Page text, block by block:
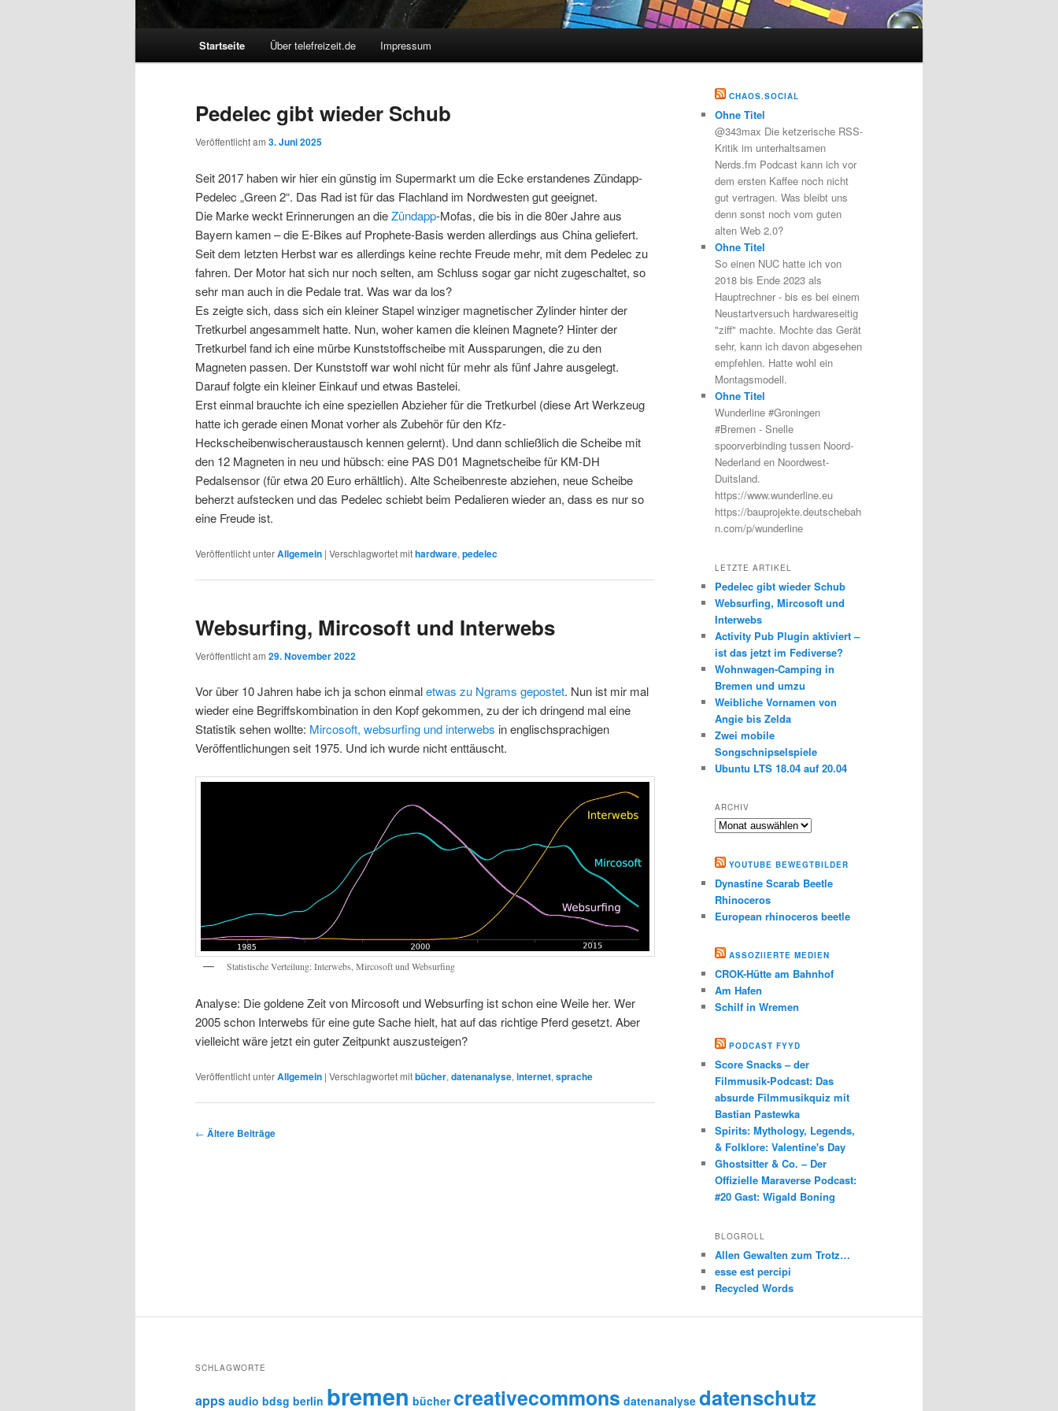
Startseite Über telefreizeit.de Impressum
Pedelec gibt wieder Schub
Veröffentlicht am 3. Juni 2025
Seit 2017 haben wir hier ein günstig im Supermarkt um die Ecke erstandenes Zündapp-
Pedelec „Green 2“. Das Rad ist für das Flachland im Nordwesten gut geeignet.
Die Marke weckt Erinnerungen an dieZündapp-Mofas, die bis in die 80er Jahre aus
Bayern kamen – die E-Bikes auf Prophete-Basis werden allerdings aus China geliefert.
Seit dem letzten Herbst war es allerdings keine rechte Freude mehr, mit dem Pedelec zu
fahren. Der Motor hat sich nur noch selten, am Schluss sogar gar nicht zugeschaltet, so
sehr man auch in die Pedale trat. Was war da los?
Es zeigte sich, dass sich ein kleiner Stapel winziger magnetischer Zylinder hinter der
Tretkurbel angesammelt hatte. Nun, woher kamen die kleinen Magnete? Hinter der
Tretkurbel fand ich eine mürbe Kunststoffscheibe mit Aussparungen, die zu den
Magneten passen. Der Kunststoff war wohl nicht für mehr als fünf Jahre ausgelegt.
Darauf folgte ein kleiner Einkauf und etwas Bastelei.
Erst einmal brauchte ich eine speziellen Abzieher für die Tretkurbel (diese Art Werkzeug
hatte ich gerade einen Monat vorher als Zubehör für den Kfz-
Heckscheibenwischeraustausch kennen gelernt). Und dann schließlich die Scheibe mit
den 12 Magneten in neu und hübsch: eine PAS D01 Magnetscheibe für KM-DH
Pedalsensor (für etwa 20 Euro erhältlich). Alte Scheibenreste abziehen, neue Scheibe
beherzt aufstecken und das Pedelec schiebt beim Pedalieren wieder an, dass es nur so
eine Freude ist.
Veröffentlicht unterAllgemein | Verschlagwortet mithardware, pedelec
Websurfing, Mircosoft und Interwebs
Veröffentlicht am 29. November 2022
Vor über 10 Jahren habe ich ja schon einmaletwas zu Ngrams gepostet. Nun ist mir mal
wieder eine Begriffskombination in den Kopf gekommen, zu der ich dringend mal eine
Statistik sehen wollte: Mircosoft, websurfing und interwebs in englischsprachigen
Veröffentlichungen seit 1975. Und ich wurde nicht enttäuscht.
Statistische Verteilung: Interwebs, Mircosoft und Websurfing
Analyse: Die goldene Zeit von Mircosoft und Websurfing ist schon eine Weile her. Wer
2005 schon Interwebs für eine gute Sache hielt, hat auf das richtige Pferd gesetzt. Aber
vielleicht wäre jetzt ein guter Zeitpunkt auszusteigen?
Veröffentlicht unterAllgemein | Verschlagwortet mitbücher, datenanalyse, internet, sprache
Beitragsnavigation
← Ältere Beiträge
CHAOS.SOCIAL
Ohne Titel
@343max Die ketzerische RSS-
Kritik im unterhaltsamen
Nerds.fm Podcast kann ich vor
dem ersten Kaffee noch nicht
gut vertragen. Was bleibt uns
denn sonst noch vom guten
alten Web 2.0?
Ohne Titel
So einen NUC hatte ich von
2018 bis Ende 2023 als
Hauptrechner - bis es bei einem
Neustartversuch hardwareseitig
"ziff" machte. Mochte das Gerät
sehr, kann ich davon abgesehen
empfehlen. Hatte wohl ein
Montagsmodell.
Ohne Titel
Wunderline #Groningen
#Bremen - Snelle
spoorverbinding tussen Noord-
Nederland en Noordwest-
Duitsland.
https://www.wunderline.eu
https://bauprojekte.deutschebah
n.com/p/wunderline
LETZTE ARTIKEL
Pedelec gibt wieder Schub
Websurfing, Mircosoft und
Interwebs
Activity Pub Plugin aktiviert –
ist das jetzt im Fediverse?
Wohnwagen-Camping in
Bremen und umzu
Weibliche Vornamen von
Angie bis Zelda
Zwei mobile
Songschnipselspiele
Ubuntu LTS 18.04 auf 20.04
ARCHIV
Archiv
YOUTUBE BEWEGTBILDER
Dynastine Scarab Beetle
Rhinoceros
European rhinoceros beetle
ASSOZIIERTE MEDIEN
CROK-Hütte am Bahnhof
Am Hafen
Schilf in Wremen
PODCAST FYYD
Score Snacks – der
Filmmusik-Podcast: Das
absurde Filmmusikquiz mit
Bastian Pastewka
Spirits: Mythology, Legends,
& Folklore: Valentine's Day
Ghostsitter & Co. – Der
Offizielle Maraverse Podcast:
#20 Gast: Wigald Boning
BLOGROLL
Allen Gewalten zum Trotz…
esse est percipi
Recycled Words
SCHLAGWORTE
apps audio bdsg berlin bremen bücher creativecommons datenanalyse datenschutz